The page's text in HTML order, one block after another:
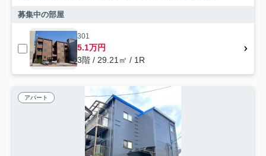
募集中の部屋
301
5.1万円
3階 / 29.21㎡ / 1R
アパート